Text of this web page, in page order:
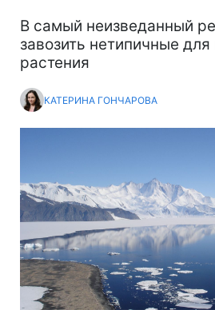
В самый неизведанный
завозить нетипичные для
растения
КАТЕРИНА ГОНЧАРОВА